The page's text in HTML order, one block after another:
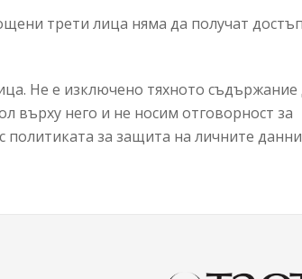
трети лица няма да получат
Не е изключено тяхното съдържание
върху него и не носим отговорност за
за защита на личните